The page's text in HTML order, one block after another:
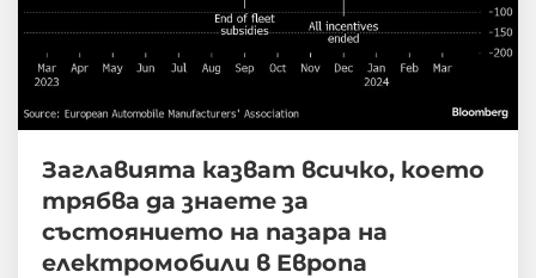
Заглавията казват всичко, което
трябва да знаете за
състоянието на пазара на
електромобили в Европа